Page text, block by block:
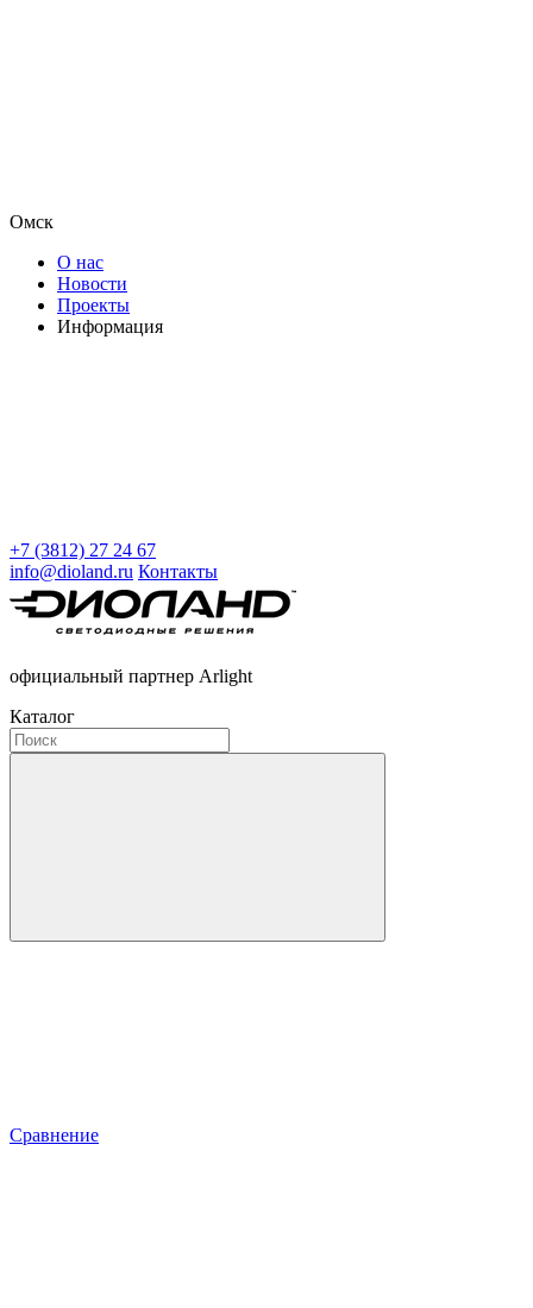
Омск
О нас
Новости
Проекты
Информация
+7 (3812) 27 24 67
info@dioland.ru Контакты
официальный партнер Arlight
Каталог
Сравнение